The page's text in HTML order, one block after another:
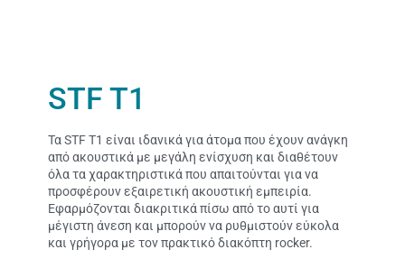
STF T1
Τα STF T1 είναι ιδανικά για άτομα που έχουν ανάγκη
από ακουστικά με μεγάλη ενίσχυση και διαθέτουν
όλα τα χαρακτηριστικά που απαιτούνται για να
προσφέρουν εξαιρετική ακουστική εμπειρία.
Εφαρμόζονται διακριτικά πίσω από το αυτί για
μέγιστη άνεση και μπορούν να ρυθμιστούν εύκολα
και γρήγορα με τον πρακτικό διακόπτη rocker.